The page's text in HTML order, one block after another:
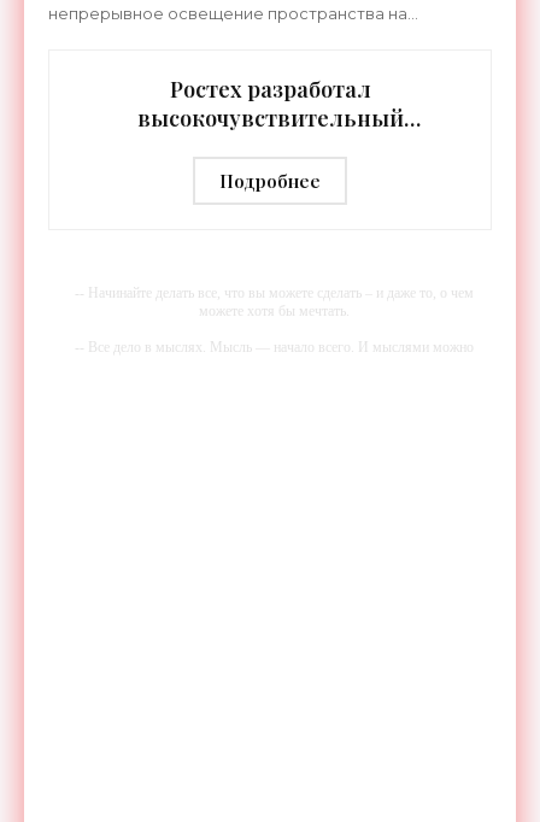
непрерывное освещение пространства на
Ростех разработал
высокочувствительный
дальностью распознавания до 2 км
- «Гаджеты»
Подробнее
-- Начинайте делать все, что вы можете сделать – и даже то, о чем
можете хотя бы мечтать.
-- Все дело в мыслях. Мысль — начало всего. И мыслями можно